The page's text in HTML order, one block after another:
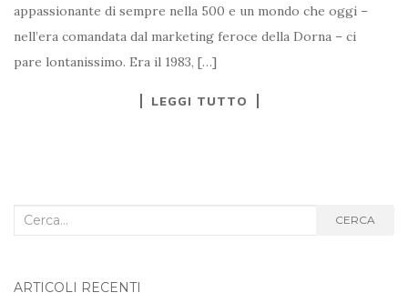
appassionante di sempre nella 500 e un mondo che oggi –
nell’era comandata dal marketing feroce della Dorna – ci
pare lontanissimo. Era il 1983, […]
LEGGI TUTTO
Cerca
CERCA
ARTICOLI RECENTI